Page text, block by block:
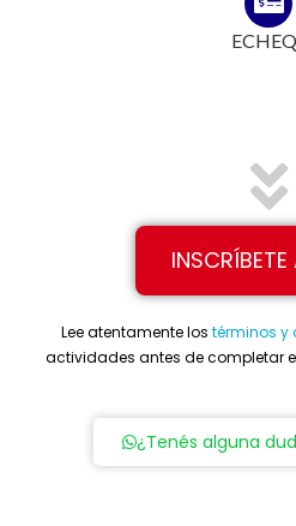
Lee atentamente los términos y
actividades antes de completar
¿Tenés alguna